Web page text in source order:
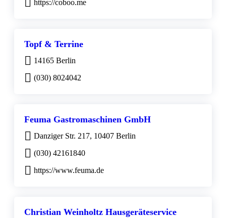
https://coboo.me
Topf & Terrine
14165 Berlin
(030) 8024042
Feuma Gastromaschinen GmbH
Danziger Str. 217, 10407 Berlin
(030) 42161840
https://www.feuma.de
Christian Weinholtz Hausgeräteservice